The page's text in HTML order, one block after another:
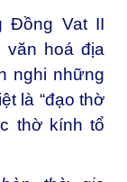
Đồng Vat II
hoá địa
nghi những
là “đạo thờ
thờ kính tổ